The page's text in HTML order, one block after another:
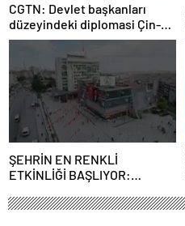
CGTN: Devlet başkanları
düzeyindeki diplomasi Çin-
Rusya arasındaki büyüyen
ortaklığı güçlendiriyor
ŞEHRİN EN RENKLİ
ETKİNLİĞİ BAŞLIYOR:
FESTİVALİ” HEYECANI